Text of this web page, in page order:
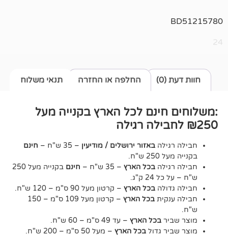
תנאי משלוח החלפה או החזרה
לכל הארץ בקנייה מעל
באזור ירושלים / מודיעין– 35 ש"ח –
חינם
בכל הארץ– 35 ש"ח – חינם
בקנייה מעל 250
בכל הארץ – קרטון מעל 90 ס"מ – 120 ש"ח.
בכל הארץ – קרטון מעל 109 ס"מ – 150
בכל הארץ– עד 49 ס"מ – 60 ש"ח.
גדול
בכל הארץ– מעל 50 ס"מ – 200 ש"ח.